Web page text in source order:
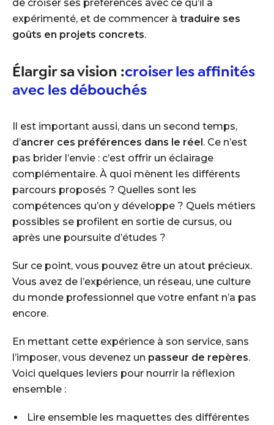
de croiser ses préférences avec ce qu’il a
expérimenté, et de commencer à traduire ses
goûts en projets concrets.
Élargir sa vision :croiser les affinités
avec les débouchés
Il est important aussi, dans un second temps,
d’ancrer ces préférences dans le réel. Ce n’est
pas brider l’envie : c’est offrir un éclairage
complémentaire. À quoi mènent les différents
parcours proposés ? Quelles sont les
compétences qu’on y développe ? Quels métiers
possibles se profilent en sortie de cursus, ou
après une poursuite d’études ?
Sur ce point, vous pouvez être un atout précieux.
Vous avez de l’expérience, un réseau, une culture
du monde professionnel que votre enfant n’a pas
encore.
En mettant cette expérience à son service, sans
l’imposer, vous devenez un passeur de repères.
Voici quelques leviers pour nourrir la réflexion
ensemble :
Lire ensemble les maquettes des différentes